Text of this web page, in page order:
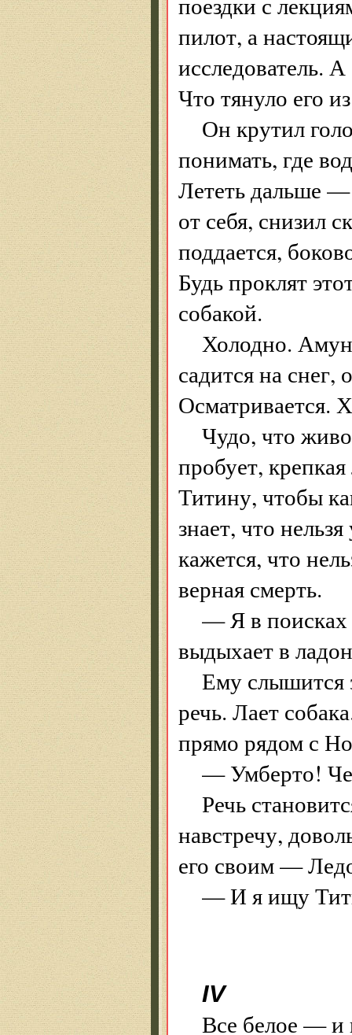
пилот, а
исследователь.
Что тянуло его
Он крутил
понимать, где
Лететь дальше
от себя, снизил
поддается,
Будь проклят
собакой.
Холодно.
садится на
Осматривается.
Чудо, что
пробует,
Титину, чтобы
знает, что
кажется, что
верная смерть.
— Я в
выдыхает в
Ему слышится
речь. Лает
прямо рядом с
— Умберто!
Речь
навстречу,
его своим —
— И я ищу
IV
Все белое — и